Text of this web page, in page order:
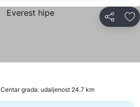
Deli
Centar grada: udaljenost 24.7 km